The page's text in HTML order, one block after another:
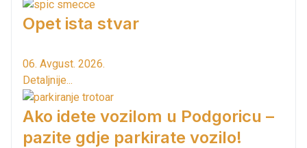
Opet ista stvar
06. Avgust. 2026.
Detaljnije...
Ako idete vozilom u Podgoricu –
pazite gdje parkirate vozilo!